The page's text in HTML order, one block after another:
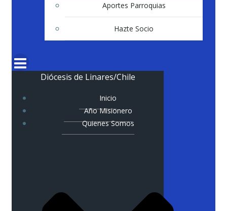
Aportes Parroquias
Hazte Socio
Diócesis de Linares/Chile
Inicio
Año Misionero
Quienes Somos